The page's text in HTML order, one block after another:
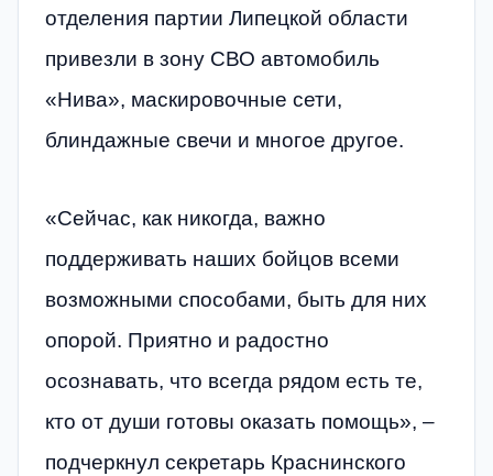
отделения партии Липецкой области
привезли в зону СВО автомобиль
«Нива», маскировочные сети,
блиндажные свечи и многое другое.
«Сейчас, как никогда, важно
поддерживать наших бойцов всеми
возможными способами, быть для них
опорой. Приятно и радостно
осознавать, что всегда рядом есть те,
кто от души готовы оказать помощь», –
подчеркнул секретарь Краснинского